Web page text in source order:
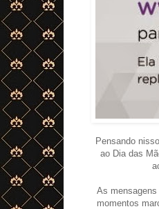
Pensando
ao Dia das
As
momentos